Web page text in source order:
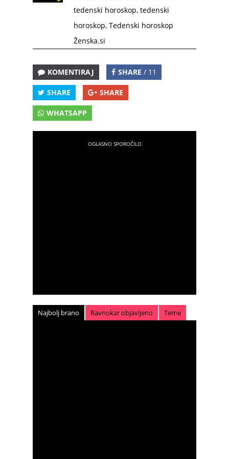
tedenski horoskop, tedenski
horoskop, Tedenski horoskop
Ženska.si
KOMENTIRAJ SHARE / 11
SHARE SHARE
WHATSAPP
Najbolj brano Ravnokar objavljeno Teme